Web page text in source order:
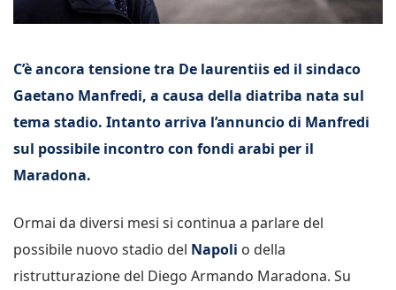
C’è ancora tensione tra De laurentiis ed il sindaco
Gaetano Manfredi, a causa della diatriba nata sul
tema stadio. Intanto arriva l’annuncio di Manfredi
sul possibile incontro con fondi arabi per il
Maradona.
Ormai da diversi mesi si continua a parlare del
possibile nuovo stadio del Napoli o della
ristrutturazione del Diego Armando Maradona. Su